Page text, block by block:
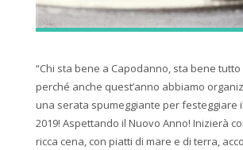
“Chi sta bene a Capodanno, sta bene tutto
perché anche quest’anno abbiamo
una serata spumeggiante per festeggiare
2019! Aspettando il Nuovo Anno! Inizierà
ricca cena, con piatti di mare e di terra,